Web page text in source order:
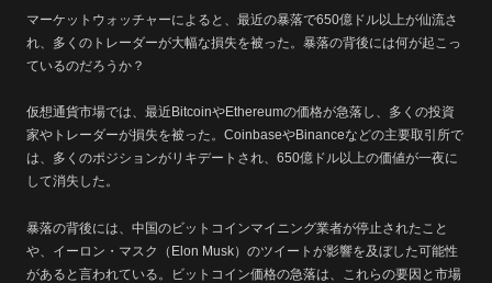
マーケットウォッチャーによると、最近の暴落で650億ドル以上が仙流さ
れ、多くのトレーダーが大幅な損失を被った。暴落の背後には何が起こっ
ているのだろうか？
仮想通貨市場では、最近BitcoinやEthereumの価格が急落し、多くの投資
家やトレーダーが損失を被った。CoinbaseやBinanceなどの主要取引所で
は、多くのポジションがリキデートされ、650億ドル以上の価値が一夜に
して消失した。
暴落の背後には、中国のビットコインマイニング業者が停止されたこと
や、イーロン・マスク（Elon Musk）のツイートが影響を及ぼした可能性
があると言われている。ビットコイン価格の急落は、これらの要因と市場